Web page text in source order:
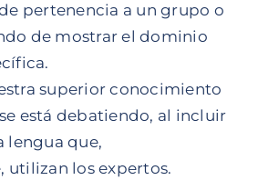
pertenencia a un grupo o
de mostrar el dominio
superior conocimiento
está debatiendo, al incluir
lengua que,
utilizan los expertos.